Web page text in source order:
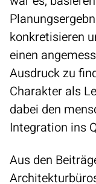
konkretisieren
einen
Ausdruck zu
Charakter als
dabei den
Integration ins
Aus den